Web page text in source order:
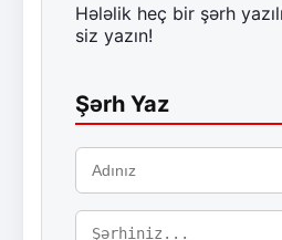
Hələlik heç bir şərh
siz yazın!
Şərh Yaz